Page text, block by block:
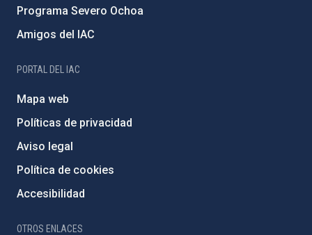
Programa Severo Ochoa
Amigos del IAC
PORTAL DEL IAC
Mapa web
Políticas de privacidad
Aviso legal
Política de cookies
Accesibilidad
OTROS ENLACES